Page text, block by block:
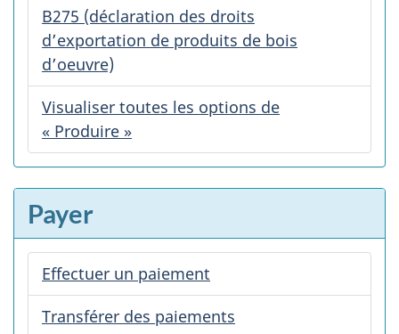
B275 (déclaration des droits
d’exportation de produits de bois
d’oeuvre)
Visualiser toutes les options de
« Produire »
Payer
Effectuer un paiement
Transférer des paiements